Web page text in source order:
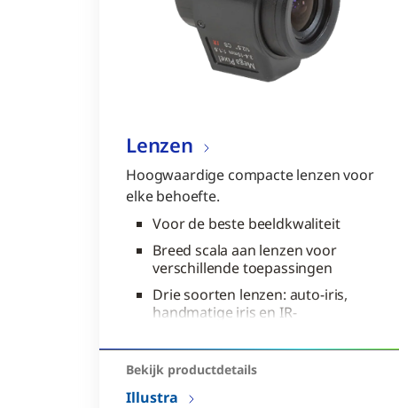
Lenzen
Hoogwaardige compacte lenzen voor
elke behoefte.
Voor de beste beeldkwaliteit
Breed scala aan lenzen voor
verschillende toepassingen
Drie soorten lenzen: auto-iris,
handmatige iris en IR-
Bekijk productdetails
Illustra